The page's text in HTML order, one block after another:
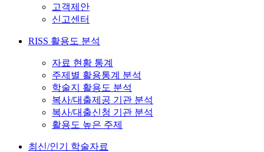
고객제안
신고센터
RISS 활용도 분석
자료 현황 통계
주제별 활용통계 분석
학술지 활용도 분석
복사/대출제공 기관 분석
복사/대출신청 기관 분석
활용도 높은 주제
최신/인기 학술자료